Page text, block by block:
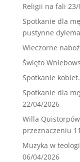
Religii na fali 23/
Spotkanie dla
pustynne
Wieczorne
Święto
Spotkanie
Spotkanie dla
22/04/2026
Willa
przeznaczeniu
Muzyka w
06/04/2026